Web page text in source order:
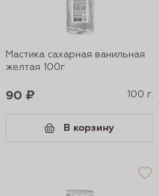
Мастика сахарная ванильная
желтая 100г
90 ₽ 100 г.
В корзину